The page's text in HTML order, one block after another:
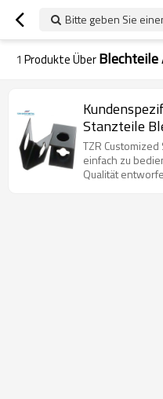
Bitte geben Sie
1 Produkte ÜberBlechteile
Stanzteile
und
TZR
einfach zu
Qualität